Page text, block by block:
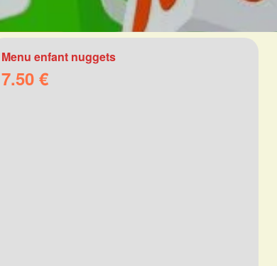
Menu enfant nuggets
7.50 €